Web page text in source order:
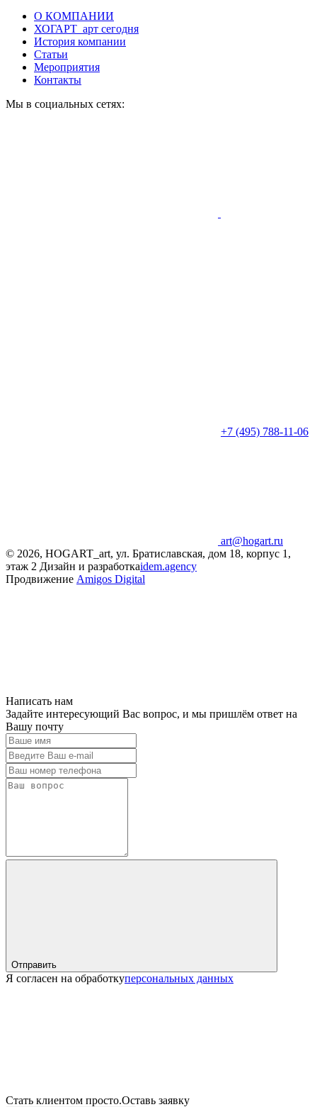
О КОМПАНИИ
ХОГАРТ_арт сегодня
История компании
Статьи
Мероприятия
Контакты
Мы в социальных сетях:
+7 (495) 788-11-06
art@hogart.ru
© 2026, HOGART_art, ул. Братиславская, дом 18, корпус 1,
этаж 2 Дизайн и разработкаidem.agency
Продвижение Amigos Digital
Написать нам
Задайте интересующий Вас вопрос, и мы пришлём ответ на
Вашу почту
Отправить
Я согласен на обработкуперсональных данных
Cтать клиентом просто.Оставь заявку